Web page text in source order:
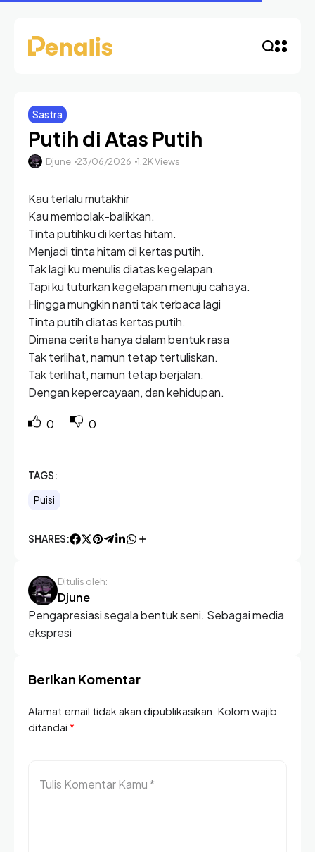
Sastra
Putih di Atas Putih
Djune 23/06/2026 1.2K Views
Kau terlalu mutakhir
Kau membolak-balikkan.
Tinta putihku di kertas hitam.
Menjadi tinta hitam di kertas putih.
Tak lagi ku menulis diatas kegelapan.
Tapi ku tuturkan kegelapan menuju cahaya.
Hingga mungkin nanti tak terbaca lagi
Tinta putih diatas kertas putih.
Dimana cerita hanya dalam bentuk rasa
Tak terlihat, namun tetap tertuliskan.
Tak terlihat, namun tetap berjalan.
Dengan kepercayaan, dan kehidupan.
0 0
TAGS:
Puisi
SHARES:
Ditulis oleh:
Djune
Pengapresiasi segala bentuk seni. Sebagai media
ekspresi
Berikan Komentar
Alamat email tidak akan dipublikasikan. Kolom wajib
ditandai *